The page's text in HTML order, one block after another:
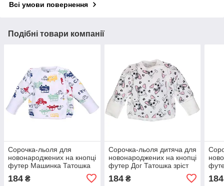
Всі умови повернення
Подібні товари компанії
Сорочка-льоля для
новонароджених на кнопці
футер Машинка Татошка
зріст 50 см (з народження)
Білий+Синій1
184 ₴
Сорочка-льоля дитяча для
новонароджених на кнопці
футер Дог Татошка зріст
Білий+Рожевий
184₴ 184